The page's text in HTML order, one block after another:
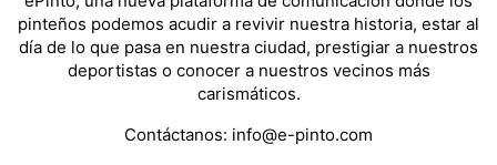
pinteños podemos acudir a revivir nuestra historia, estar al
día de lo que pasa en nuestra ciudad, prestigiar a nuestros
deportistas o conocer a nuestros vecinos más
carismáticos.
Contáctanos: info@e-pinto.com